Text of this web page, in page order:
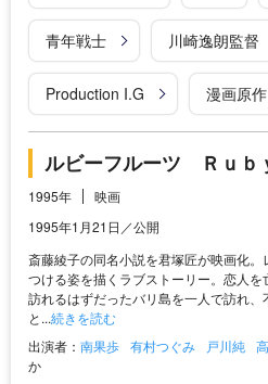
青年戦士 川崎逸朗監督
Production I.G 漫画原作
ルビーフルーツ Ｒｕｂ
1995年
映画
1995年1月21日／公開
斎藤綾子の同名小説を君塚匠が映画化
つける姿を描くラブストーリー。恋人
訪れるはずだったバリ島を一人で訪れ
と...続きを読む
出演者： 南果歩 有村つぐみ 戸川純
か